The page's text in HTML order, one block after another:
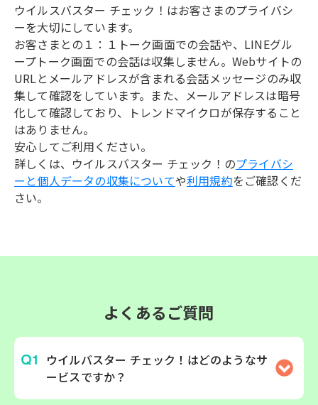
ウイルスバスター チェック！はお客さまのプライバシ
ーを大切にしています。
お客さまとの１：１トーク画面での会話や、LINEグル
ープトーク画面での会話は収集しません。Webサイトの
URLとメールアドレスが含まれる会話メッセージのみ収
集して確認をしています。また、メールアドレスは暗号
化して確認しており、トレンドマイクロが保存すること
はありません。
安心してご利用ください。
詳しくは、ウイルスバスター チェック！のプライバシ
ーと個人データの収集についてや利用規約をご確認くだ
さい。
よくあるご質問
ウイルバスター チェック！はどのようなサ
ービスですか？